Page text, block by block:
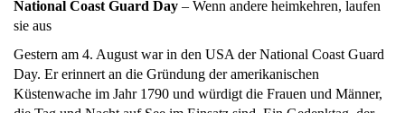
National Coast Guard Day – Wenn andere heimkehren, laufen
sie aus
Gestern am 4. August war in den USA der National Coast Guard
Day. Er erinnert an die Gründung der amerikanischen
Küstenwache im Jahr 1790 und würdigt die Frauen und Männer,